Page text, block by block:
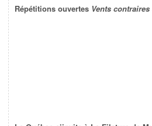
Répétitions ouvertes Vents contraires